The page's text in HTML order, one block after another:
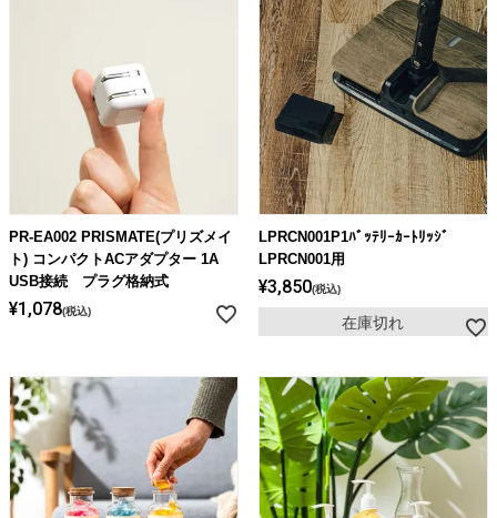
PR-EA002 PRISMATE(プリズメイ
ト) コンパクトACアダプター 1A
USB接続 プラグ格納式
¥1,078 税込
LPRCN001P1ﾊﾞｯﾃﾘｰｶｰﾄﾘｯｼﾞ
LPRCN001用
¥3,850 税込
在庫切れ